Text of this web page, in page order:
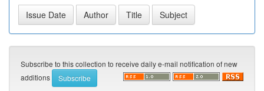
Subscribe to this collection to receive daily e-mail notification of new
additions